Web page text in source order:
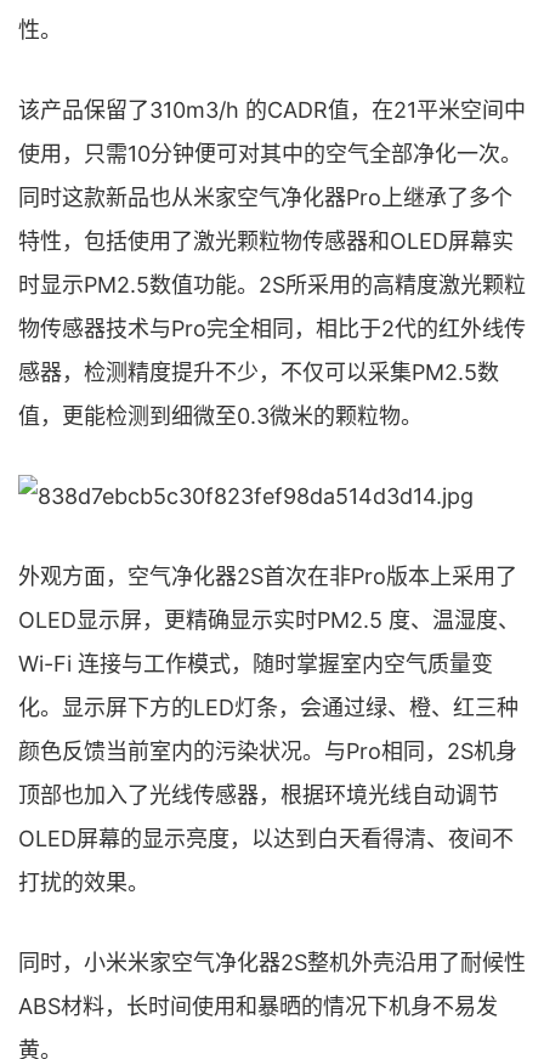
性。
该产品保留了310m3/h 的CADR值，在21平米空间中
使用，只需10分钟便可对其中的空气全部净化一次。
同时这款新品也从米家空气净化器Pro上继承了多个
特性，包括使用了激光颗粒物传感器和OLED屏幕实
时显示PM2.5数值功能。2S所采用的高精度激光颗粒
物传感器技术与Pro完全相同，相比于2代的红外线传
感器，检测精度提升不少，不仅可以采集PM2.5数
值，更能检测到细微至0.3微米的颗粒物。
外观方面，空气净化器2S首次在非Pro版本上采用了
OLED显示屏，更精确显示实时PM2.5 度、温湿度、
Wi-Fi 连接与工作模式，随时掌握室内空气质量变
化。显示屏下方的LED灯条，会通过绿、橙、红三种
颜色反馈当前室内的污染状况。与Pro相同，2S机身
顶部也加入了光线传感器，根据环境光线自动调节
OLED屏幕的显示亮度，以达到白天看得清、夜间不
打扰的效果。
同时，小米米家空气净化器2S整机外壳沿用了耐候性
ABS材料，长时间使用和暴晒的情况下机身不易发
黄。